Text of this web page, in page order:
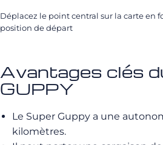
Déplacez le point central sur la carte en
position de départ
Avantages clés
GUPPY
Le Super Guppy a une
kilomètres.